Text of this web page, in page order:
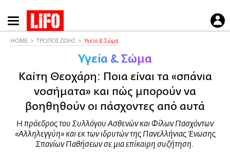
Παράκαμψη
προς
HOME ΤΡΟΠΟΣ ΖΩΗΣ Υγεία & Σώμα
Υγεία & Σώμα
Καίτη Θεοχάρη: Ποια είναι τα «σπάνια
νοσήματα» και πώς μπορούν να
βοηθηθούν οι πάσχοντες από αυτά
Η πρόεδρος του Συλλόγου Ασθενών και Φίλων Πασχόντων
«Αλληλεγγύη» και εκ των ιδρυτών της Πανελλήνιας Ένωσης
Σπανίων Παθήσεων σε μια επίκαιρη συζήτηση.